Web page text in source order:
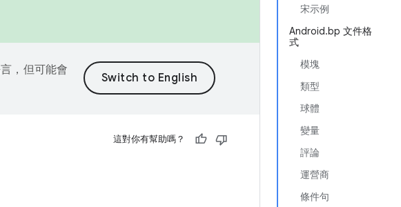
宋示例
Android.bp 文件格
式
模塊
類型
球體
變量
評論
運營商
條件句
，但可能會
這對你有幫助嗎？